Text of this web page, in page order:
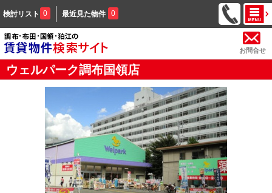
検討リスト 0 最近見た物件 0
お問合せ
ウェルパーク調布国領店